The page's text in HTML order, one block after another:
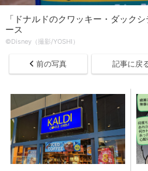
「ドナルドのクワッキー・ダック
ース
©Disney（撮影/YOSHI）
前の写真 記事に戻